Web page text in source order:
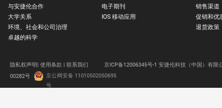
与安捷伦合作
大学关系
环境、社会和公司治理
卓越的科学
电子期刊
IOS 移动应用
销售渠道
促销和优
退货政策
隐私权声明| 使用条款 | 联系我们
京ICP备12006345号-1 安捷伦科技（中国）有限
00282号
京公网安备 11010502050695
号